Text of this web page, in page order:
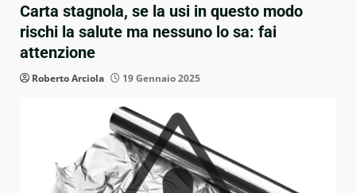
Carta stagnola, se la usi in questo modo
rischi la salute ma nessuno lo sa: fai
attenzione
Roberto Arciola 19 Gennaio 2025